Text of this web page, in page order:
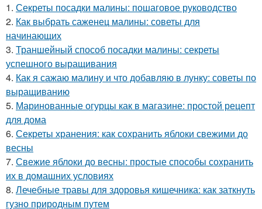
1. Секреты посадки малины: пошаговое руководство
2. Как выбрать саженец малины: советы для
начинающих
3. Траншейный способ посадки малины: секреты
успешного выращивания
4. Как я сажаю малину и что добавляю в лунку: советы по
выращиванию
5. Маринованные огурцы как в магазине: простой рецепт
для дома
6. Секреты хранения: как сохранить яблоки свежими до
весны
7. Свежие яблоки до весны: простые способы сохранить
их в домашних условиях
8. Лечебные травы для здоровья кишечника: как заткнуть
гузно природным путем